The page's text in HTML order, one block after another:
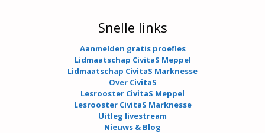
Snelle links
Aanmelden gratis proefles
Lidmaatschap CivitaS Meppel
Lidmaatschap CivitaS Marknesse
Over CivitaS
Lesrooster CivitaS Meppel
Lesrooster CivitaS Marknesse
Uitleg livestream
Nieuws & Blog